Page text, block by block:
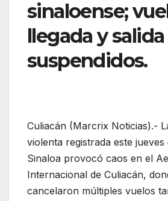
sinaloense;
llegada y
suspendidos.
Culiacán (Marcrix Noticias).-
violenta registrada este jueves
Sinaloa provocó caos en el
Internacional de Culiacán,
cancelaron múltiples vuelos